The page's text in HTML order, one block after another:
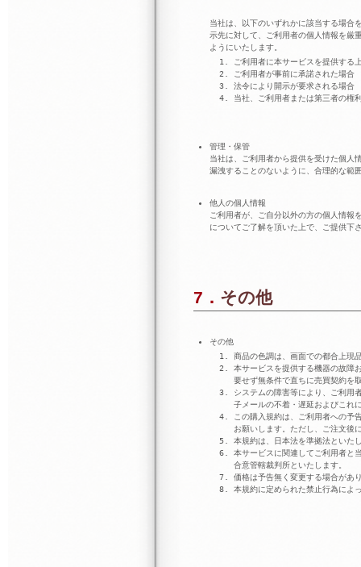
当社は、以下のいずれかに該当する場
示先に対して、ご利用者の個人情報を厳
ようにいたします。
ご利用者に本サービスを提供する
ご利用者が事前に承諾された場合
法令により開示が要求される場合
当社、ご利用者または第三者の権
管理・保管
当社は、ご利用者から提供を受けた個人
漏洩することのないように、合理的な範
他人の個人情報
ご利用者が、ご自分以外の方の個人情報
についてご了解を頂いた上で、ご提供下
7．その他
その他
商品の色調は、画面での都合上現
本サービスを提供する機器の故障
要せず無条件で直ちに売買契約を
システムの障害等により、ご利用
子メールの不着・遅延およびこれ
この購入規約は、ご利用者への予
お願いします。ただし、ご注文後
本規約は、日本法を準拠法といた
本サービスに関連してご利用者と
合意管轄裁判所といたします。
価格は予告無く変更する場合があ
本規約に定められた禁止行為によ